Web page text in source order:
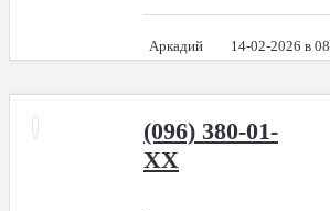
Аркадий 14-02-2026 в
(096) 380-01-
XX